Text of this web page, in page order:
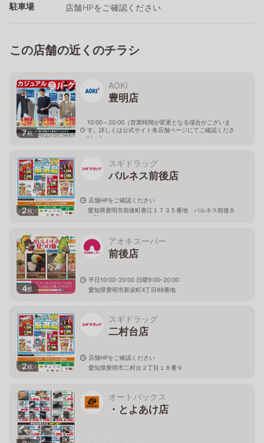
駐車場 店舗HPをご確認ください
この店舗の近くのチラシ
7枚
AOKI
豊明店
10:00～20:00（営業時間が変更となる場合がございま
す。詳しくは公式サイト各店舗ページにてご確認くださ
い。）
2枚
スギドラッグ
パルネス前後店
店舗HPをご確認ください
愛知県豊明市前後町善江１７３５番地 パルネス前後Ｂ
１階
4枚
アオキスーパー
前後店
平日10:00-20:00 日曜9:00-20:00
愛知県豊明市新栄町4丁目88番地
2枚
スギドラッグ
二村台店
店舗HPをご確認ください
愛知県豊明市二村台２丁目１８番９
オートバックス
・とよあけ店